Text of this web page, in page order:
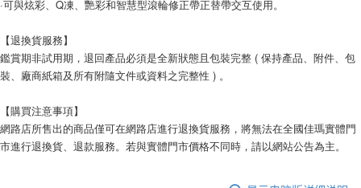
·可與炫彩、Q凍、艷彩和智慧型滾輪修正帶正替帶交互使用。
【退換貨服務】
鑑賞期非試用期，退回產品必須是全新狀態且包裝完整 ( 保持產品、附件、包
裝、廠商紙箱及所有附隨文件或資料之完整性 ) 。
【購買注意事項】
網路店所售出的商品僅可在網路店進行退換貨服務，將無法在全國佳瑪實體門
市進行退換貨、退款服務。若與實體門市價格不同時，請以網站公告為主。